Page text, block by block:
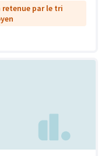
retenue par le tri